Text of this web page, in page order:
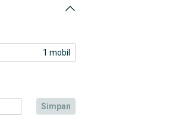
1 mobil
simpan